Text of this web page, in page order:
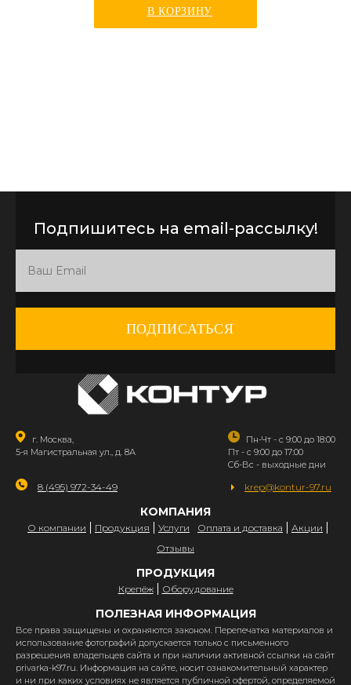
В КОРЗИНУ
Подпишитесь на email-рассылку!
ПОДПИСАТЬСЯ
г. Москва,
5-я Магистральная ул., д. 8А
Пн-Чт - с 9:00 до 18:00
Пт - с 9:00 до 17:00
Сб-Вс - выходные дни
8 (495) 972-34-49 krep@kontur-97.ru
КОМПАНИЯ
О компании Продукция Услуги Оплата и доставка
Акции
Отзывы
ПРОДУКЦИЯ
Крепёж Оборудование
ПОЛЕЗНАЯ ИНФОРМАЦИЯ
Все права защищены и охраняются законом. Перепечатка материалов и
использование фотографий допускается только с письменного
разрешения владельцев сайта и при наличии активной ссылки на сайт
privarka-k97.ru. Информация на сайте, носит ознакомительный характер
и ни при каких условиях не является публичной офертой, определяемой